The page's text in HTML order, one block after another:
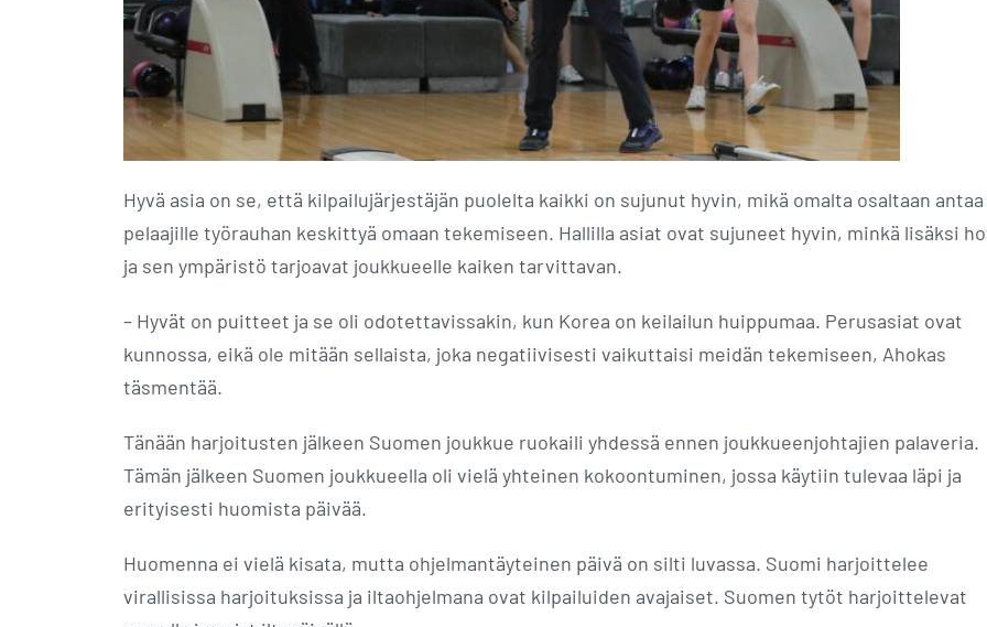
Hyvä asia on se, että kilpailujärjestäjän puolelta kaikki on sujunut hyvin, mikä omalta osaltaan antaa
pelaajille työrauhan keskittyä omaan tekemiseen. Hallilla asiat ovat sujuneet hyvin, minkä lisäksi
ja sen ympäristö tarjoavat joukkueelle kaiken tarvittavan.
– Hyvät on puitteet ja se oli odotettavissakin, kun Korea on keilailun huippumaa. Perusasiat ovat
kunnossa, eikä ole mitään sellaista, joka negatiivisesti vaikuttaisi meidän tekemiseen, Ahokas
täsmentää.
Tänään harjoitusten jälkeen Suomen joukkue ruokaili yhdessä ennen joukkueenjohtajien palaveria.
Tämän jälkeen Suomen joukkueella oli vielä yhteinen kokoontuminen, jossa käytiin tulevaa läpi ja
erityisesti huomista päivää.
Huomenna ei vielä kisata, mutta ohjelmantäyteinen päivä on silti luvassa. Suomi harjoittelee
virallisissa harjoituksissa ja iltaohjelmana ovat kilpailuiden avajaiset. Suomen tytöt harjoittelevat